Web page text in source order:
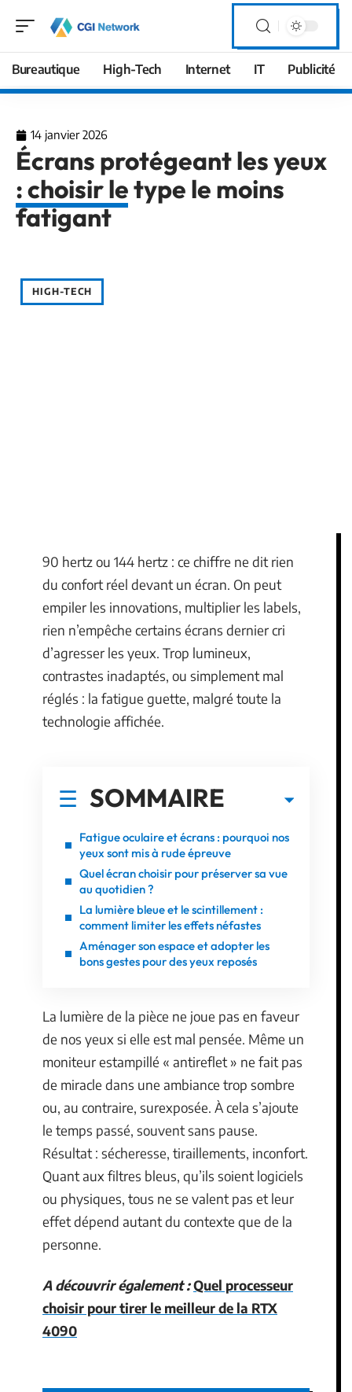
Bureautique High-Tech Internet IT Publicité
14 janvier 2026
Écrans protégeant les yeux
: choisir le type le moins
fatigant
HIGH-TECH
90 hertz ou 144 hertz : ce chiffre ne dit rien
du confort réel devant un écran. On peut
empiler les innovations, multiplier les labels,
rien n’empêche certains écrans dernier cri
d’agresser les yeux. Trop lumineux,
contrastes inadaptés, ou simplement mal
réglés : la fatigue guette, malgré toute la
technologie affichée.
SOMMAIRE
Fatigue oculaire et écrans : pourquoi nos
yeux sont mis à rude épreuve
Quel écran choisir pour préserver sa vue
au quotidien ?
La lumière bleue et le scintillement :
comment limiter les effets néfastes
Aménager son espace et adopter les
bons gestes pour des yeux reposés
La lumière de la pièce ne joue pas en faveur
de nos yeux si elle est mal pensée. Même un
moniteur estampillé « antireflet » ne fait pas
de miracle dans une ambiance trop sombre
ou, au contraire, surexposée. À cela s’ajoute
le temps passé, souvent sans pause.
Résultat : sécheresse, tiraillements, inconfort.
Quant aux filtres bleus, qu’ils soient logiciels
ou physiques, tous ne se valent pas et leur
effet dépend autant du contexte que de la
personne.
A découvrir également :Quel processeur
choisir pour tirer le meilleur de la RTX
4090